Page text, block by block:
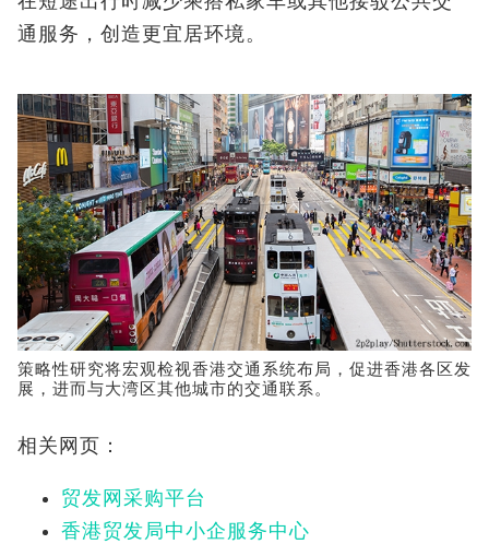
通服务，创造更宜居环境。
策略性研究将宏观检视香港交通系统布局，促进香港各区发
展，进而与大湾区其他城市的交通联系。
相关网页：
贸发网采购平台
香港贸发局中小企服务中心